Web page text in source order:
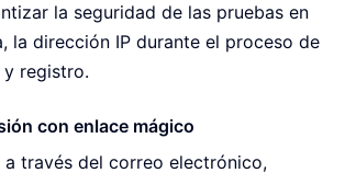
la seguridad de las pruebas en
la dirección IP durante el proceso de
registro.
con enlace mágico
a través del correo electrónico,